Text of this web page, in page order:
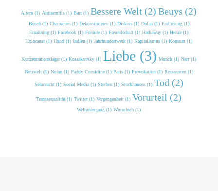
Altern (1) Antisemitis (1) Bart (1) Bessere Welt (2) Beuys (2)
Bosch (1) Chauveron (1) Dekonstruieren (1) Diskurs (1) Dolan (1) Endlösung (1)
Ernährung (1) Facebook (1) Fremde (1) Freundschaft (1) Hathaway (1) Henze (1)
Holocaust (1) Hund (1) Indien (1) Jahrhundertwerk (1) Kapitalismus (1) Konsum (1)
Konzentrationslager (1) Kossakovsky (1) Liebe (3) Munch (1) Narr (1)
Netzwelt (1) Nolan (1) Paddy Considine (1) Paris (1) Provokation (1) Ressourcen (1)
Sehnsucht (1) Social Media (1) Sterben (1) Stockhausen (1) Tod (2)
Transsexualität (1) Twitter (1) Vergangenheit (1) Vorurteil (2)
Weltuntergang (1) Wurmloch (1)